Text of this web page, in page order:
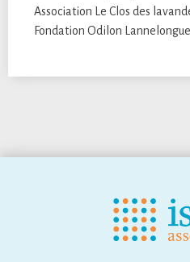
Association Le Clos des
Fondation Odilon